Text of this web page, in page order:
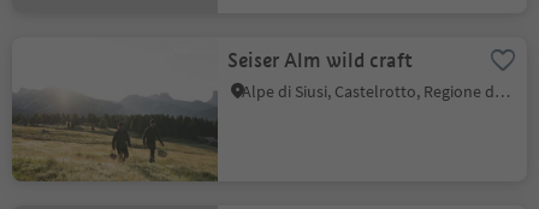
Seiser Alm wild craft
Alpe di Siusi, Castelrotto, Regione dolomitica Alpe di Siusi